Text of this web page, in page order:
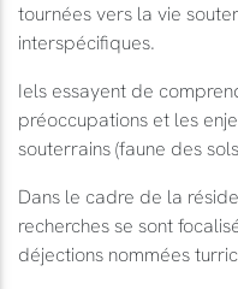
tournées vers la vie
interspécifiques.
Iels essayent de
préoccupations et les
souterrains (faune des
Dans le cadre de la
recherches se sont
déjections nommées